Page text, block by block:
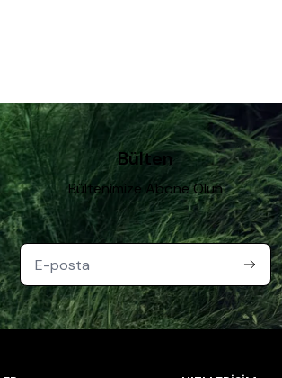
Bülten
Bültenimize Abone Olun